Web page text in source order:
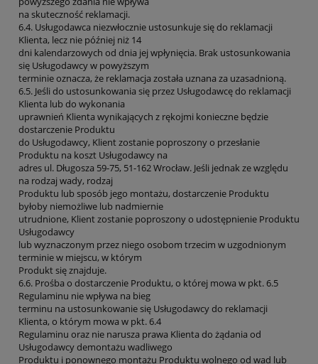
na skuteczność reklamacji.
6.4. Usługodawca niezwłocznie ustosunkuje się do reklamacji
Klienta, lecz nie później niż 14
dni kalendarzowych od dnia jej wpłynięcia. Brak ustosunkowania
się Usługodawcy w powyższym
terminie oznacza, że reklamacja została uznana za uzasadnioną.
6.5. Jeśli do ustosunkowania się przez Usługodawcę do reklamacji
Klienta lub do wykonania
uprawnień Klienta wynikających z rękojmi konieczne będzie
dostarczenie Produktu
do Usługodawcy, Klient zostanie poproszony o przesłanie
Produktu na koszt Usługodawcy na
adres ul. Długosza 59-75, 51-162 Wrocław. Jeśli jednak ze względu
na rodzaj wady, rodzaj
Produktu lub sposób jego montażu, dostarczenie Produktu
byłoby niemożliwe lub nadmiernie
utrudnione, Klient zostanie poproszony o udostępnienie Produktu
Usługodawcy
lub wyznaczonym przez niego osobom trzecim w uzgodnionym
terminie w miejscu, w którym
Produkt się znajduje.
6.6. Prośba o dostarczenie Produktu, o której mowa w pkt. 6.5
Regulaminu nie wpływa na bieg
terminu na ustosunkowanie się Usługodawcy do reklamacji
Klienta, o którym mowa w pkt. 6.4
Regulaminu oraz nie narusza prawa Klienta do żądania od
Usługodawcy demontażu wadliwego
Produktu i ponownego montażu Produktu wolnego od wad lub